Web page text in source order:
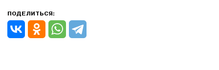
ПОДЕЛИТЬСЯ: